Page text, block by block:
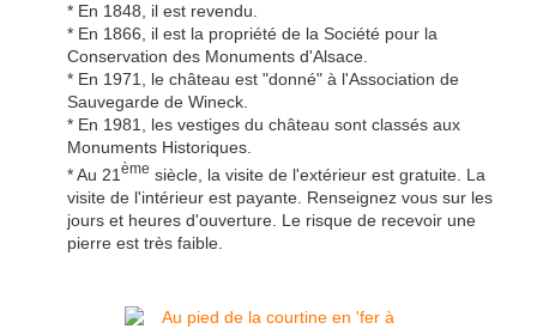
* En 1848, il est revendu.
* En 1866, il est la propriété de la Société pour la
Conservation des Monuments d'Alsace.
* En 1971, le château est "donné" à l'Association de
Sauvegarde de Wineck.
* En 1981, les vestiges du château sont classés aux
Monuments Historiques.
* Au 21 ème siècle, la visite de l'extérieur est gratuite. La
visite de l'intérieur est payante. Renseignez vous sur les
jours et heures d'ouverture. Le risque de recevoir une
pierre est très faible.